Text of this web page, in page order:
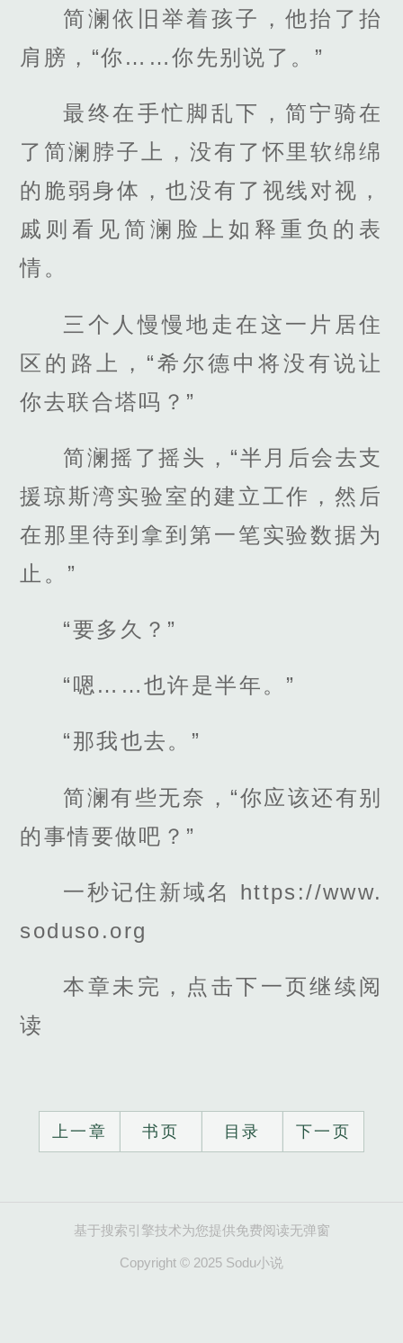
简澜依旧举着孩子，他抬了抬
肩膀，“你……你先别说了。”
最终在手忙脚乱下，简宁骑在
了简澜脖子上，没有了怀里软绵绵
的脆弱身体，也没有了视线对视，
戚则看见简澜脸上如释重负的表
情。
三个人慢慢地走在这一片居住
区的路上，“希尔德中将没有说让
你去联合塔吗？”
简澜摇了摇头，“半月后会去支
援琼斯湾实验室的建立工作，然后
在那里待到拿到第一笔实验数据为
止。”
“要多久？”
“嗯……也许是半年。”
“那我也去。”
简澜有些无奈，“你应该还有别
的事情要做吧？”
一秒记住新域名 https://www.
soduso.org
本章未完，点击下一页继续阅
读
上一章 书页 目录 下一页
基于搜索引擎技术为您提供免费阅读无弹窗
Copyright © 2025 Sodu小说